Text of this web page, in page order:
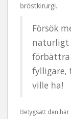
bröstkirurgi.
Försök
naturligt
fylligare,
ville ha!
Betygsätt den här